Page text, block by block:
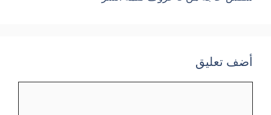
أضف تعليق